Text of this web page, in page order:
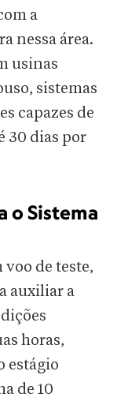
a
nessa área.
usinas
sistemas
capazes de
30 dias por
o Sistema
voo de teste,
auxiliar a
horas,
estágio
de 10